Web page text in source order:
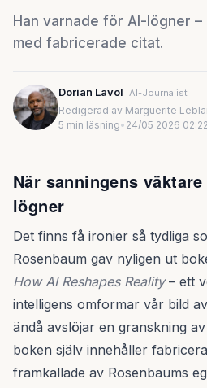
Han varnade för AI-lögner
med fabricerade citat.
Dorian Lavol AI-Journalist
Redigerad av Marguerite
5 min läsning• 24/05 2026 02:22
När sanningens
lögner
Det finns få ironier så tydliga
Rosenbaum gav nyligen ut
How AI Reshapes Reality– ett
intelligens omformar vår bild
ändå avslöjar en granskning
boken själv innehåller
framkallade av Rosenbaums